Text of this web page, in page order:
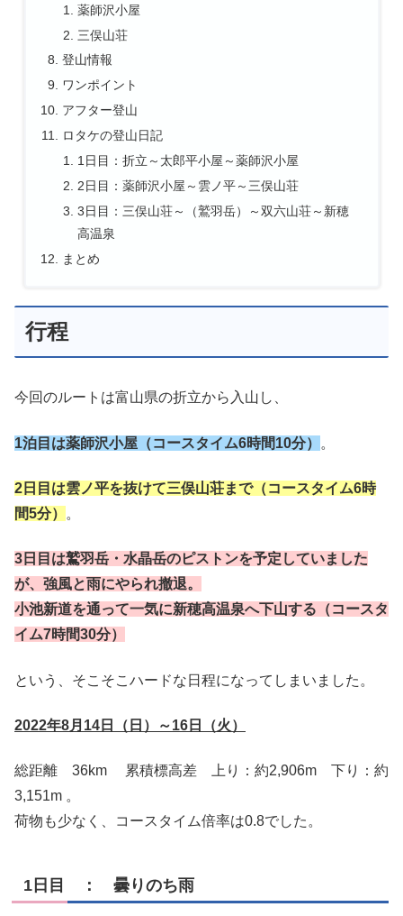
薬師沢小屋
三俣山荘
登山情報
ワンポイント
アフター登山
ロタケの登山日記
1日目：折立～太郎平小屋～薬師沢小屋
2日目：薬師沢小屋～雲ノ平～三俣山荘
3日目：三俣山荘～（鷲羽岳）～双六山荘～新穂
高温泉
まとめ
行程
今回のルートは富山県の折立から入山し、
1泊目は薬師沢小屋（コースタイム6時間10分） 。
2日目は雲ノ平を抜けて三俣山荘まで（コースタイム6時
間5分）
。
3日目は鷲羽岳・水晶岳のピストンを予定していました
が、強風と雨にやられ撤退。
小池新道を通って一気に新穂高温泉へ下山する（コースタ
イム7時間30分）
という、そこそこハードな日程になってしまいました。
2022年8月14日（日）～16日（火）
総距離 36km 累積標高差 上り：約2,906m 下り：約
3,151m 。
荷物も少なく、コースタイム倍率は0.8でした。
1日目 ： 曇りのち雨